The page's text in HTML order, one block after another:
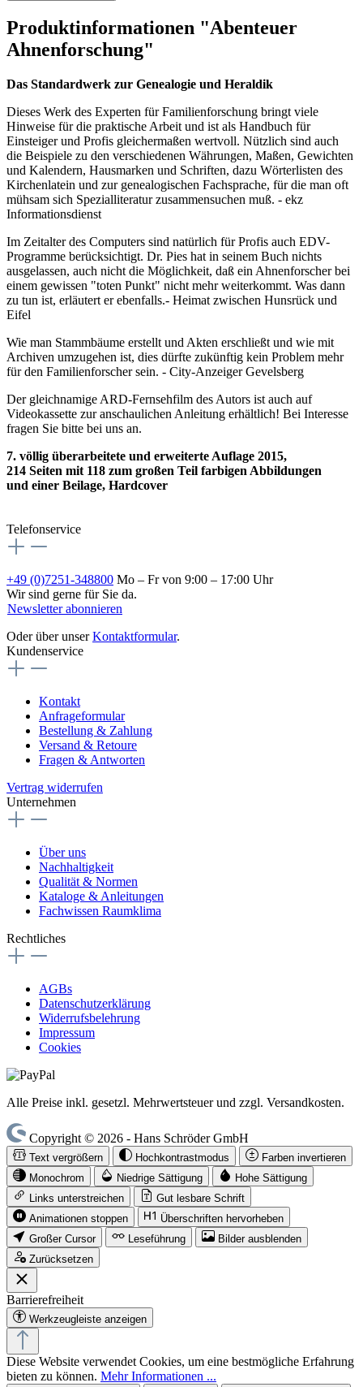
Produktinformationen "Abenteuer
Ahnenforschung"
Das Standardwerk zur Genealogie und Heraldik
Dieses Werk des Experten für Familienforschung bringt viele
Hinweise für die praktische Arbeit und ist als Handbuch für
Einsteiger und Profis gleichermaßen wertvoll. Nützlich sind auch
die Beispiele zu den verschiedenen Währungen, Maßen, Gewichten
und Kalendern, Hausmarken und Schriften, dazu Wörterlisten des
Kirchenlatein und zur genealogischen Fachsprache, für die man oft
mühsam sich Spezialliteratur zusammensuchen muß. - ekz
Informationsdienst
Im Zeitalter des Computers sind natürlich für Profis auch EDV-
Programme berücksichtigt. Dr. Pies hat in seinem Buch nichts
ausgelassen, auch nicht die Möglichkeit, daß ein Ahnenforscher bei
einem gewissen "toten Punkt" nicht mehr weiterkommt. Was dann
zu tun ist, erläutert er ebenfalls.- Heimat zwischen Hunsrück und
Eifel
Wie man Stammbäume erstellt und Akten erschließt und wie mit
Archiven umzugehen ist, dies dürfte zukünftig kein Problem mehr
für den Familienforscher sein. - City-Anzeiger Gevelsberg
Der gleichnamige ARD-Fernsehfilm des Autors ist auch auf
Videokassette zur anschaulichen Anleitung erhältlich! Bei Interesse
fragen Sie bitte bei uns an.
7. völlig überarbeitete und erweiterte Auflage 2015,
214 Seiten mit 118 zum großen Teil farbigen Abbildungen
und einer Beilage, Hardcover
Telefonservice
+49 (0)7251-348800 Mo – Fr von 9:00 – 17:00 Uhr
Wir sind gerne für Sie da.
Newsletter abonnieren
Oder über unserKontaktformular.
Kundenservice
Kontakt
Anfrageformular
Bestellung & Zahlung
Versand & Retoure
Fragen & Antworten
Vertrag widerrufen
Unternehmen
Über uns
Nachhaltigkeit
Qualität & Normen
Kataloge & Anleitungen
Fachwissen Raumklima
Rechtliches
AGBs
Datenschutzerklärung
Widerrufsbelehrung
Impressum
Cookies
Alle Preise inkl. gesetzl. Mehrwertsteuer und zzgl. Versandkosten.
Copyright © 2026 - Hans Schröder GmbH
Text vergrößern Hochkontrastmodus
Farben invertieren
Monochrom
Niedrige Sättigung
Hohe Sättigung
Links unterstreichen
Gut lesbare Schrift
Animationen stoppen
Überschriften hervorheben
Großer Cursor
Leseführung
Bilder ausblenden
Zurücksetzen
Barrierefreiheit
Werkzeugleiste anzeigen
Diese Website verwendet Cookies, um eine bestmögliche Erfahrung
bieten zu können. Mehr Informationen ...